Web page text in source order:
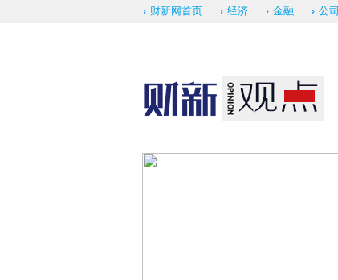
财新网首页 经济 金融 公司